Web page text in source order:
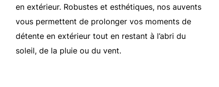
en extérieur. Robustes et esthétiques, nos auvents
vous permettent de prolonger vos moments de
détente en extérieur tout en restant à l’abri du
soleil, de la pluie ou du vent.